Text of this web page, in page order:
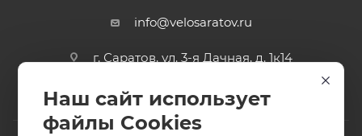
info@velosaratov.ru
г. Саратов, ул. 3-я Дачная, д. 1к14
Наш сайт использует
файлы Cookies